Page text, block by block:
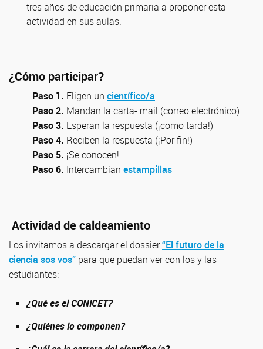
tres años de educación primaria a proponer esta
actividad en sus aulas.
¿Cómo participar?
Paso 1. Eligen un científico/a
Paso 2. Mandan la carta- mail (correo electrónico)
Paso 3. Esperan la respuesta (¡como tarda!)
Paso 4. Reciben la respuesta (¡Por fin!)
Paso 5. ¡Se conocen!
Paso 6. Intercambian estampillas
Actividad de caldeamiento
Los invitamos a descargar el dossier“El futuro de la
ciencia sos vos” para que puedan ver con los y las
estudiantes:
¿Qué es el CONICET?
¿Quiénes lo componen?